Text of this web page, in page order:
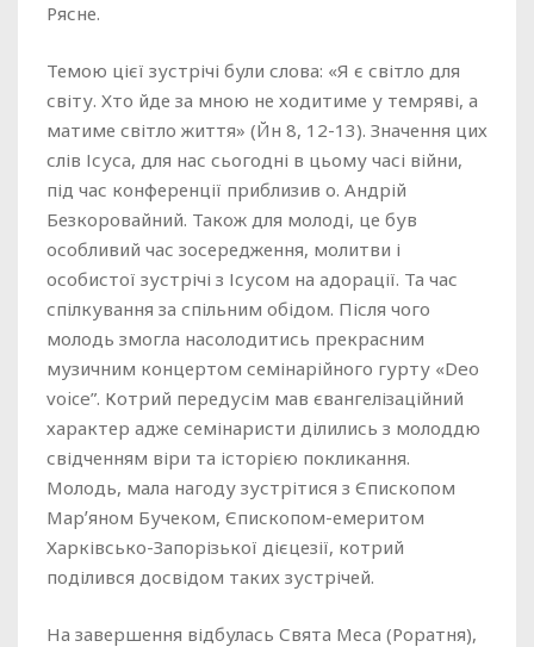
Рясне.
Темою цієї зустрічі були слова: «Я є світло для
світу. Хто йде за мною не ходитиме у темряві, а
матиме світло життя» (Йн 8, 12-13). Значення цих
слів Ісуса, для нас сьогодні в цьому часі війни,
під час конференції приблизив о. Андрій
Безкоровайний. Також для молоді, це був
особливий час зосередження, молитви і
особистої зустрічі з Ісусом на адорації. Та час
спілкування за спільним обідом. Після чого
молодь змогла насолодитись прекрасним
музичним концертом семінарійного гурту «Deo
voice”. Котрий передусім мав євангелізаційний
характер адже семінаристи ділились з молоддю
свідченням віри та історією покликання.
Молодь, мала нагоду зустрітися з Єпископом
Марʼяном Бучеком, Єпископом-емеритом
Харківсько-Запорізької дієцезії, котрий
поділився досвідом таких зустрічей.
На завершення відбулась Свята Меса (Роратня),